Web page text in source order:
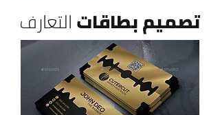
تصميم بطاقاتالتعارف